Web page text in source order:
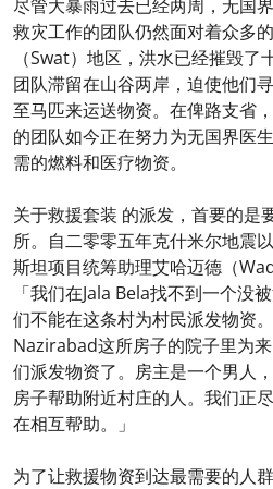
尽管大暴雨过去已经两周，无国
救灾工作的团队仍然面对着众多
（Swat）地区，洪水已经摧毁
团队滞留在山谷两岸，迫使他们
至马匹来运送物资。在俾路支省
的团队如今正在努力为无国界医
需的燃料和医疗物资。
关于救援套装 的派发，首要的是
所。自二零零五年克什米尔地震
斯坦项目统筹助理艾哈迈德（
「我们在Jala Bela找不到一个没
们不能在这条村为村民派发物资
Nazirabad这所房子的院子里为
们派发物资了。房主是一个男人
房子帮助附近村庄的人。我们正
在相互帮助。」
为了让救援物资到达最需要的人